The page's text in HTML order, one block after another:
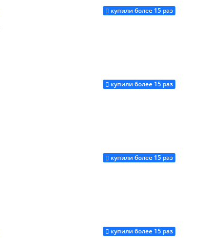
Купить
купили более 15 раз
Купить
купили более 15 раз
Купить
купили более 15 раз
Купить
купили более 15 раз